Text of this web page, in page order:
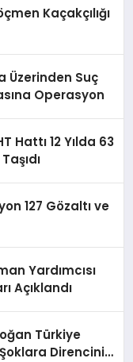
Kaçakçılığı
Üzerinden Suç
Operasyon
Hattı 12 Yılda 63
127 Gözaltı ve
Yardımcısı
Açıklandı
Türkiye
Direncini